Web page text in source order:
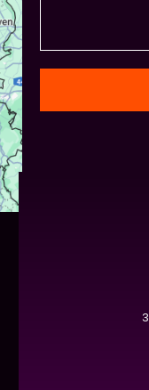
en die van
gezien de
officiële/vaste
nog met